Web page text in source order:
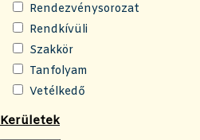
Rendezvénysorozat
Rendkívüli
Szakkör
Tanfolyam
Vetélkedő
Kerületek